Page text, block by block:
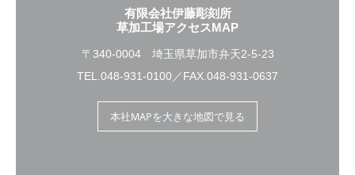
有限会社伊藤彫刻所
草加工場アクセスMAP
〒340-0004 埼玉県草加市弁天2-5-23
TEL.048-931-0100／FAX.048-931-0637
本社MAPを大きな地図で見る